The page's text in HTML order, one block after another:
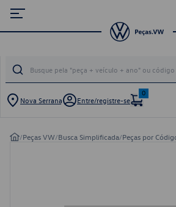
Nova Serrana Entre/registre-se
0
/Peças VW/Busca Simplificada/Peças por